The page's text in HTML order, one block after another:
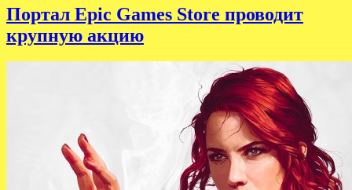
Портал Epic Games Store проводит
крупную акцию